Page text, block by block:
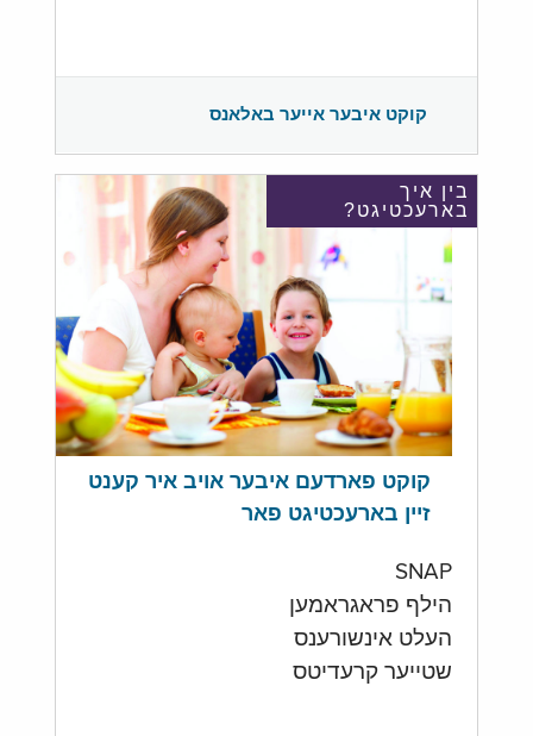
קוקט איבער אייער באלאנס
בין איך
בארעכטיגט?
קוקט פארדעם איבער אויב איר קענט
זיין בארעכטיגט פאר
SNAP
הילף פראגראמען
העלט אינשורענס
שטייער קרעדיטס